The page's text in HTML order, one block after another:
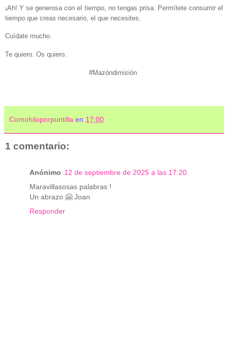
¡Ah! Y se generosa con el tiempo, no tengas prisa. Permítete consumir el
tiempo que creas necesario, el que necesites.
Cuídate mucho.
Te quiero. Os quiero.
#Mazóndimisión
Comohiloporpuntilla en 17:00
1 comentario:
Anónimo 12 de septiembre de 2025 a las 17:20
Maravillasosas palabras !
Un abrazo 🤗 Joan
Responder